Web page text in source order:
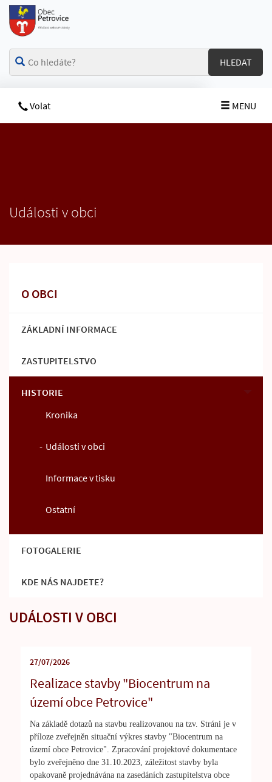
HLEDAT
MENU
Volat
Události v obci
O OBCI
ZÁKLADNÍ INFORMACE
ZASTUPITELSTVO
HISTORIE
Kronika
Události v obci
Informace v tisku
Ostatní
FOTOGALERIE
KDE NÁS NAJDETE?
UDÁLOSTI V OBCI
27/07/2026
Realizace stavby "Biocentrum na
území obce Petrovice"
Na základě dotazů na stavbu realizovanou na tzv. Stráni je v
příloze zveřejněn situační výkres stavby "Biocentrum na
území obce Petrovice". Zpracování projektové dokumentace
bylo zveřejněno dne 31.10.2023, záležitost stavby byla
opakovaně projednávána na zasedáních zastupitelstva obce